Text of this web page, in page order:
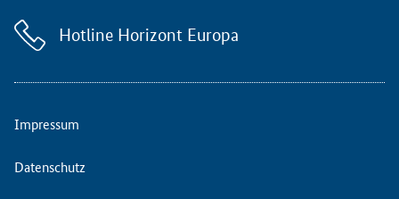
i
n
n
l
c
Hotline Horizont Europa
Impressum
Datenschutz